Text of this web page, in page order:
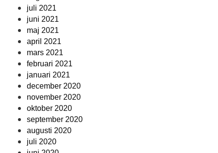
juli 2021
juni 2021
maj 2021
april 2021
mars 2021
februari 2021
januari 2021
december 2020
november 2020
oktober 2020
september 2020
augusti 2020
juli 2020